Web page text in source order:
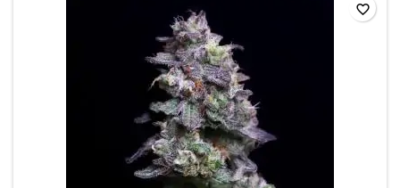
favorite_border